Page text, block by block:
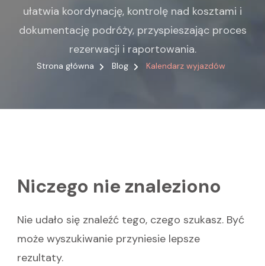
ułatwia koordynację, kontrolę nad kosztami i
dokumentację podróży, przyspieszając proces
rezerwacji i raportowania.
Strona główna Blog Kalendarz wyjazdów
Niczego nie znaleziono
Nie udało się znaleźć tego, czego szukasz. Być
może wyszukiwanie przyniesie lepsze
rezultaty.